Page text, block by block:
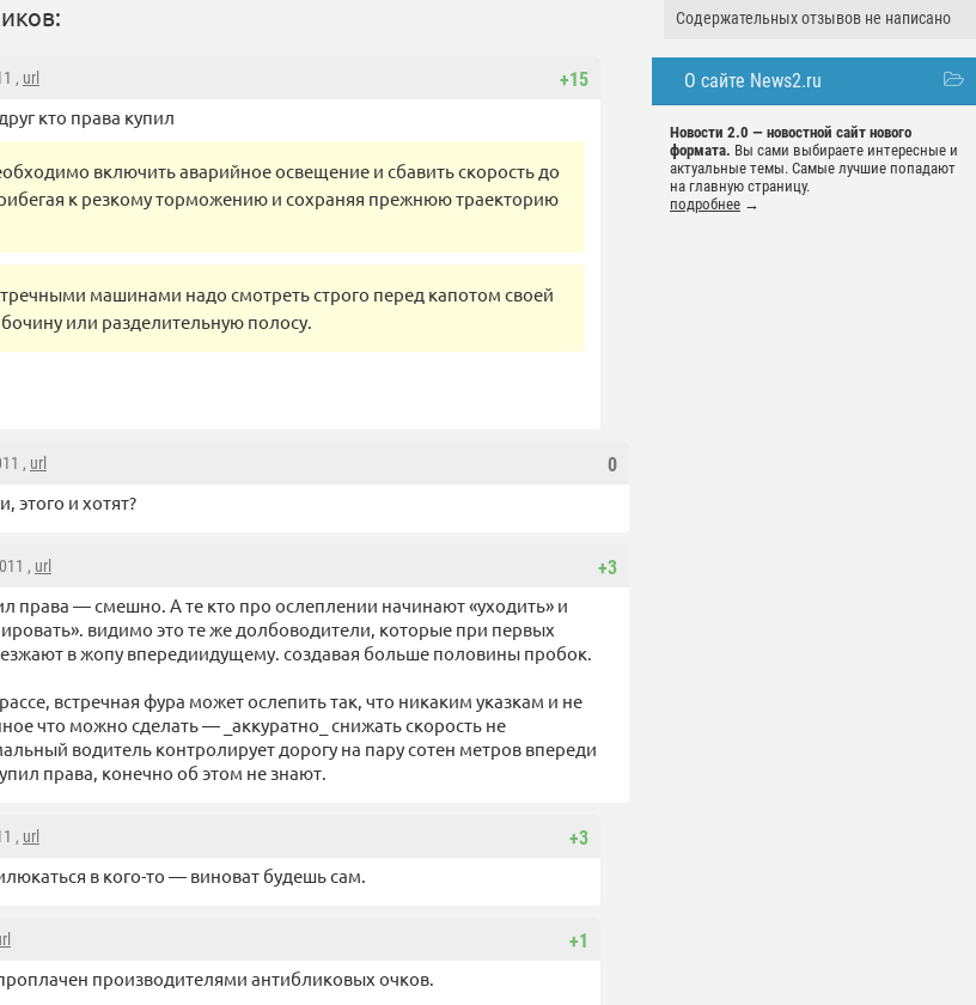
Содержательных отзывов не написано
О сайте News2.ru
Новости 2.0 — новостной сайт нового
формата. Вы сами выбираете интересные и
актуальные темы. Самые лучшие попадают
на главную страницу.
подробнее →
+15
, url
кто права купил
включить аварийное освещение и сбавить скорость до
к резкому торможению и сохраняя прежнюю траекторию
машинами надо смотреть строго перед капотом своей
или разделительную полосу.
0
, url
этого и хотят?
+3
, url
права — смешно. А те кто про ослеплении начинают «уходить» и
видимо это те же долбоводители, которые при первых
в жопу впередиидущему. создавая больше половины пробок.
встречная фура может ослепить так, что никаким указкам и не
что можно сделать — _аккуратно_ снижать скорость не
водитель контролирует дорогу на пару сотен метров впереди
права, конечно об этом не знают.
+3
, url
в кого-то — виноват будешь сам.
+1
производителями антибликовых очков.